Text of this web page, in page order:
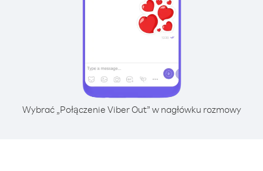
Wybrać „Połączenie Viber Out” w nagłówku rozmowy